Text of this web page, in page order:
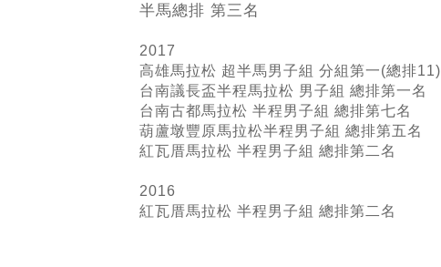
半馬總排 第三名
2017
高雄馬拉松 超半馬男子組 分組第一(總排11)
台南議長盃半程馬拉松 男子組 總排第一名
台南古都馬拉松 半程男子組 總排第七名
葫蘆墩豐原馬拉松半程男子組 總排第五名
紅瓦厝馬拉松 半程男子組 總排第二名
2016
紅瓦厝馬拉松 半程男子組 總排第二名